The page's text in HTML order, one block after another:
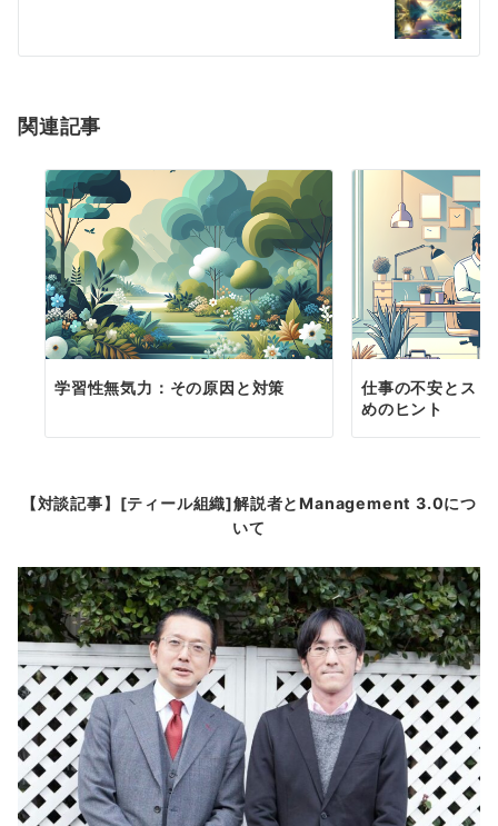
シ
ン
関連記事
学習性無気力：その原因と対策
仕事の不安とス
めのヒント
【対談記事】[ティール組織]解説者とManagement 3.0につ
いて